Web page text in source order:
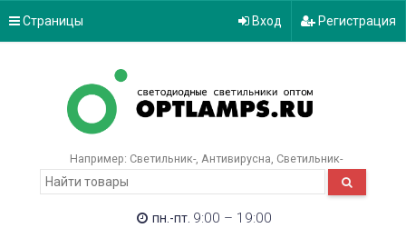
Страницы Вход Регистрация
Например: Светильник- Антивирусна Светильник-
пн.-пт. 9:00 – 19:00